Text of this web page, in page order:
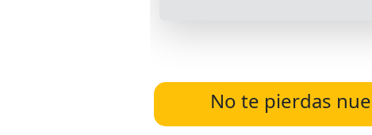
No te pierdas